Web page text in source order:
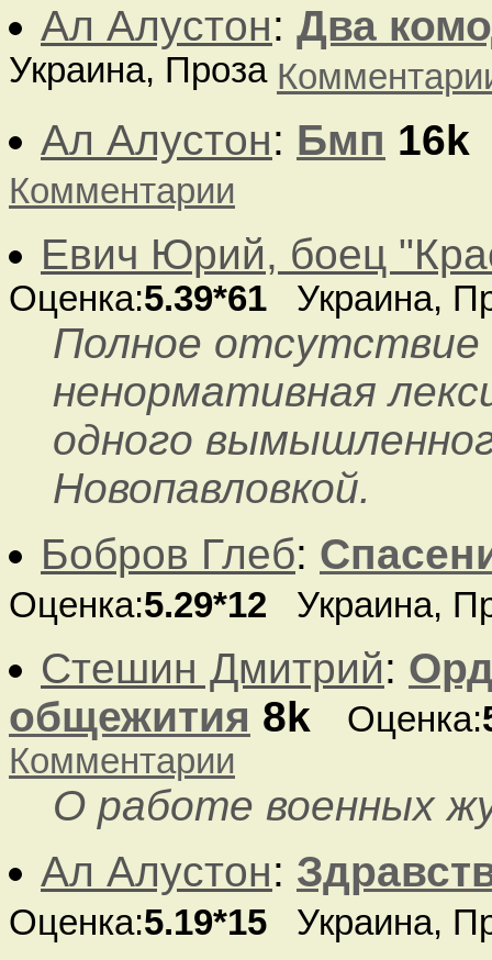
Ал Алустон: Два
Украина, Проза
Ал Алустон: Бмп 16k
Комментарии
Евич Юрий, боец
Оценка:5.39*61 Украина,
Полное
ненормативная
одного
Новопавловкой.
Бобров Глеб:
Оценка:5.29*12 Украина,
Стешин Дмитрий:
общежития 8k Оценка:
Комментарии
О работе военных
Ал Алустон:
Оценка:5.19*15 Украина,